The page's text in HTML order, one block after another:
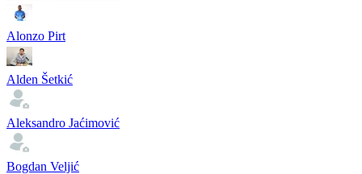
Alonzo Pirt
Alden Šetkić
Aleksandro Jaćimović
Bogdan Veljić